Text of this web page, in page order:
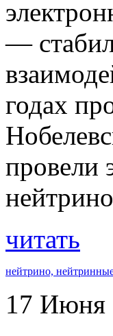
—
годах
провели
читать
нейтрино,
17